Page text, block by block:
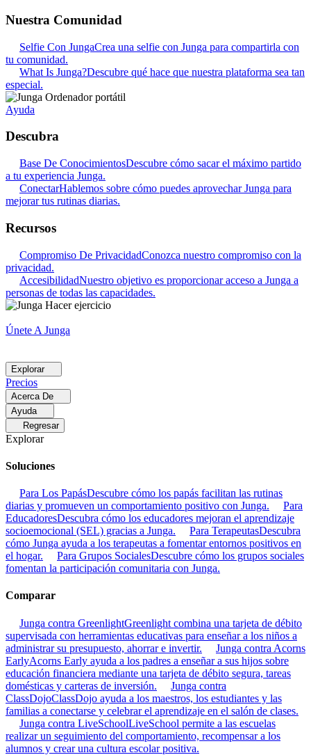
Nuestra Comunidad
Selfie Con JungaCrea una selfie con Junga para compartirla con
tu comunidad.
What Is Junga?Descubre qué hace que nuestra plataforma sea tan
especial.
Ayuda
Descubra
Base De ConocimientosDescubre cómo sacar el máximo partido
a tu experiencia Junga.
ConectarHablemos sobre cómo puedes aprovechar Junga para
mejorar tus rutinas diarias.
Recursos
Compromiso De PrivacidadConozca nuestro compromiso con la
privacidad.
AccesibilidadNuestro objetivo es proporcionar acceso a Junga a
personas de todas las capacidades.
Únete A Junga
Explorar
Precios
Acerca De
Ayuda
Regresar
Explorar
Soluciones
Para Los PapásDescubre cómo los papás facilitan las rutinas
diarias y promueven un comportamiento positivo con Junga.
Para
EducadoresDescubra cómo los educadores mejoran el aprendizaje
socioemocional (SEL) gracias a Junga.
Para TerapeutasDescubra
cómo Junga ayuda a los terapeutas a fomentar entornos positivos en
el hogar.
Para Grupos SocialesDescubre cómo los grupos sociales
fomentan la participación comunitaria con Junga.
Comparar
Junga contra GreenlightGreenlight combina una tarjeta de débito
supervisada con herramientas educativas para enseñar a los niños a
administrar su presupuesto, ahorrar e invertir.
Junga contra Acorns
EarlyAcorns Early ayuda a los padres a enseñar a sus hijos sobre
educación financiera mediante una tarjeta de débito segura, tareas
domésticas y carteras de inversión.
Junga contra
ClassDojoClassDojo ayuda a los maestros, los estudiantes y las
familias a conectarse y celebrar el aprendizaje en el salón de clases.
Junga contra LiveSchoolLiveSchool permite a las escuelas
realizar un seguimiento del comportamiento, recompensar a los
alumnos y crear una cultura escolar positiva.